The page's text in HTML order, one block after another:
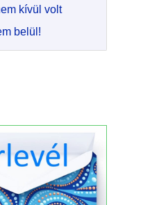
kívül volt
belül!